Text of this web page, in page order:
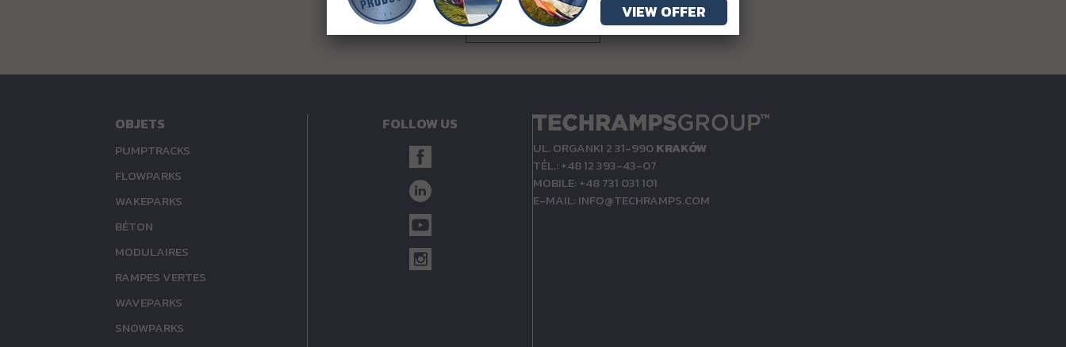
RETOUR
OBJETS
PUMPTRACKS
FLOWPARKS
WAKEPARKS
BÉTON
MODULAIRES
RAMPES VERTES
WAVEPARKS
SNOWPARKS
FOLLOW US
UL. ORGANKI 2 31-990KRAKÓW
TÉL.: +48 12 393-43-07
MOBILE: +48 731 031 101
E-MAIL:INFO@TECHRAMPS.COM
VIEW OFFER